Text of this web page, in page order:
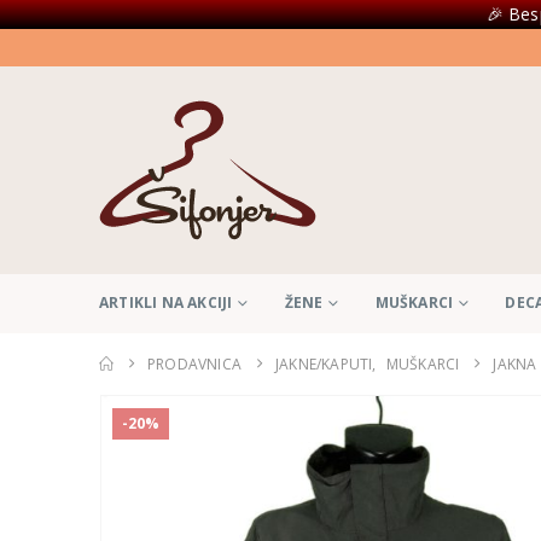
🎉
ARTIKLI NA AKCIJI ŽENE MUŠKARCI
PRODAVNICA JAKNE/KAPUTI, MUŠKARCI JAKNA
-20%